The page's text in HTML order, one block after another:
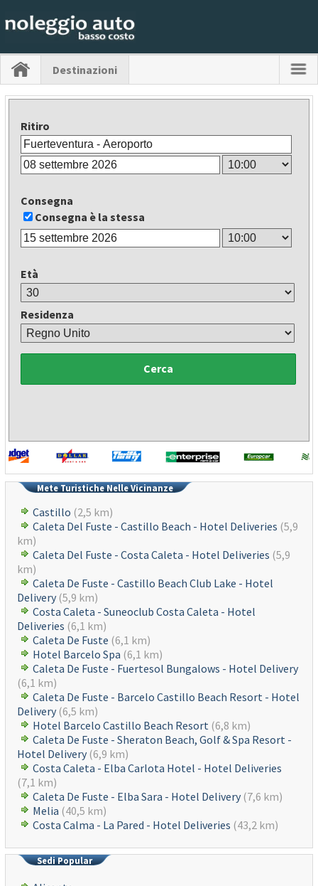
Destinazioni
Ritiro
Consegna
Consegna è la stessa
Età
Residenza
Cerca
Mete Turistiche Nelle Vicinanze
Castillo (2,5 km)
Caleta Del Fuste - Castillo Beach - Hotel Deliveries (5,9
km)
Caleta Del Fuste - Costa Caleta - Hotel Deliveries (5,9
km)
Caleta De Fuste - Castillo Beach Club Lake - Hotel
Delivery(5,9 km)
Costa Caleta - Suneoclub Costa Caleta - Hotel
Deliveries (6,1 km)
Caleta De Fuste (6,1 km)
Hotel Barcelo Spa (6,1 km)
Caleta De Fuste - Fuertesol Bungalows - Hotel Delivery
(6,1 km)
Caleta De Fuste - Barcelo Castillo Beach Resort - Hotel
Delivery(6,5 km)
Hotel Barcelo Castillo Beach Resort (6,8 km)
Caleta De Fuste - Sheraton Beach, Golf & Spa Resort -
Hotel Delivery(6,9 km)
Costa Caleta - Elba Carlota Hotel - Hotel Deliveries
(7,1 km)
Caleta De Fuste - Elba Sara - Hotel Delivery(7,6 km)
Melia (40,5 km)
Costa Calma - La Pared - Hotel Deliveries (43,2 km)
Sedi Popular